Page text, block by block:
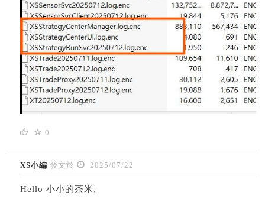
0
XS小編 發文於 2025/07/22
Hello 小小的茶米,